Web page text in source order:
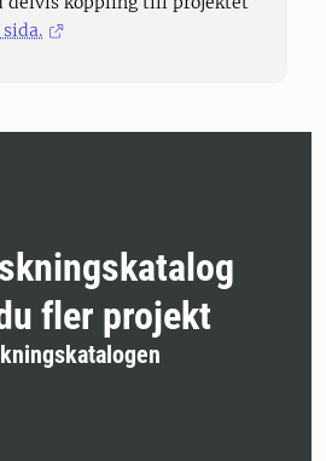
fler projekt